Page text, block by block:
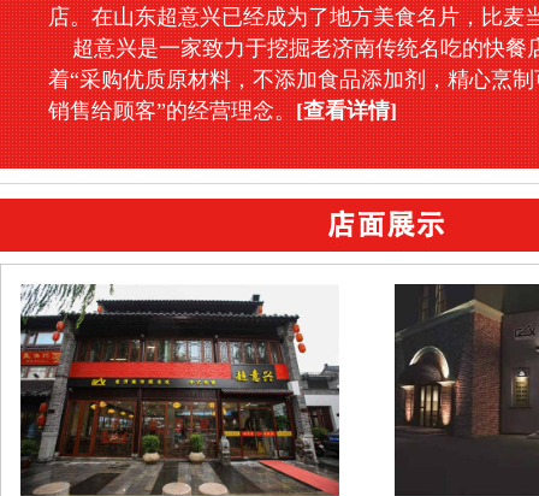
店。在山东超意兴已经成为了地方美食名片，比麦
超意兴是一家致力于挖掘老济南传统名吃的快餐
着“采购优质原材料，不添加食品添加剂，精心烹
销售给顾客”的经营理念。[查看详情]